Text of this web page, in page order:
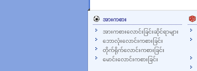
အားကစား
အားကစားလောင်းခြင်းဆိုင်ရာများ
ဘောလုံးလောင်းကစားခြင်း
တိုက်ရိုက်လောင်းကစားခြင်း
မောင်းလောင်းကစားခြင်း